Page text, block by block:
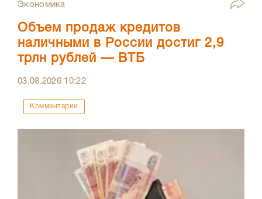
Экономика
Объем продаж кредитов
наличными в России достиг 2,9
трлн рублей — ВТБ
03.08.2026 10:22
Комментарии